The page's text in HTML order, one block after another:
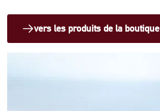
vers les produits de la boutique